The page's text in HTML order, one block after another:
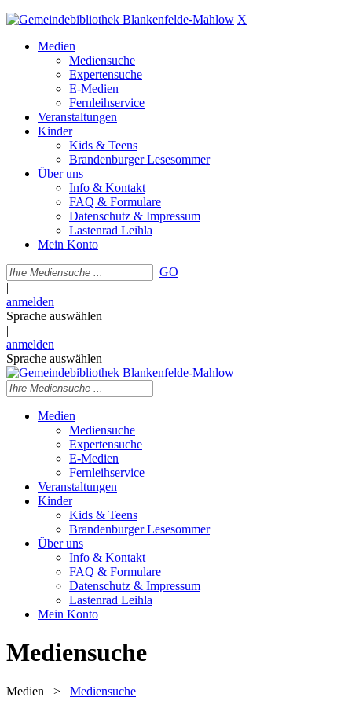
X
Medien
Mediensuche
Expertensuche
E-Medien
Fernleihservice
Veranstaltungen
Kinder
Kids & Teens
Brandenburger Lesesommer
Über uns
Info & Kontakt
FAQ & Formulare
Datenschutz & Impressum
Lastenrad Leihla
Mein Konto
GO
|
anmelden
Sprache auswählen
|
anmelden
Sprache auswählen
Medien
Mediensuche
Expertensuche
E-Medien
Fernleihservice
Veranstaltungen
Kinder
Kids & Teens
Brandenburger Lesesommer
Über uns
Info & Kontakt
FAQ & Formulare
Datenschutz & Impressum
Lastenrad Leihla
Mein Konto
Mediensuche
Medien > Mediensuche